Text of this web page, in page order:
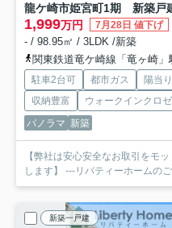
龍ケ崎市姫宮町1期 新築
1,999万円 7月28日 値下げ
- / 98.95㎡ / 3LDK /新築
関東鉄道竜ケ崎線「竜ヶ崎」
駐車2台可 都市ガス 陽当
収納豊富
ウォークインクロ
パノラマ 新築
【弊社は安心安全なお取引をモ
します】 ---リバティーホームの
新築一戸建